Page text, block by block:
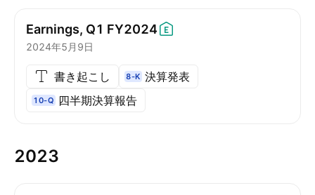
Earnings, Q1 FY2024
2024年5月9日
書き起こし 8-K 決算発表
10-Q 四半期決算報告
2023